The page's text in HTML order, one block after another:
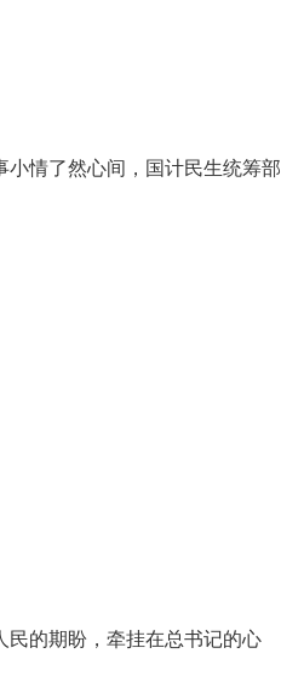
情了然心间，国计民生统筹部
的期盼，牵挂在总书记的心